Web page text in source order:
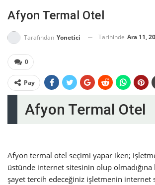
Afyon Termal Otel
Tarafından Yonetici Tarihinde Ara 11,
0
Pay
Afyon Termal Otel
Afyon termal otel seçimi yapar iken;
üstünde internet sitesinin olup olmadığına
şayet tercih edeceğiniz işletmenin internet